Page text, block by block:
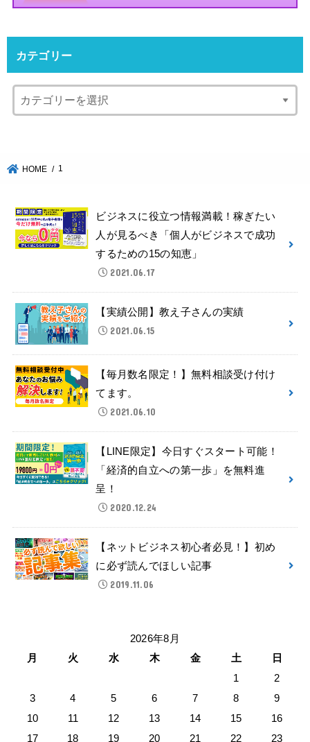
カテゴリー
HOME 1
ビジネスに役立つ情報満載！稼ぎたい
人が見るべき「個人がビジネスで成功
するための15の知恵」
2021.06.17
【実績公開】教え子さんの実績
2021.06.15
【毎月数名限定！】無料相談受け付け
てます。
2021.06.10
【LINE限定】今日すぐスタート可能！
「経済的自立への第一歩」を無料進
呈！
2020.12.24
【ネットビジネス初心者必見！】初め
に必ず読んでほしい記事
2019.11.06
2026年8月
月
火 水 木 金 土
日
1
2
3
4 5 6 7 8
9
10
11 12 13 14 15
16
17
18 19 20 21 22 23